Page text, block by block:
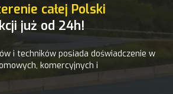
całej Polski
już od 24h!
i techników posiada doświadczenie w
komercyjnych i